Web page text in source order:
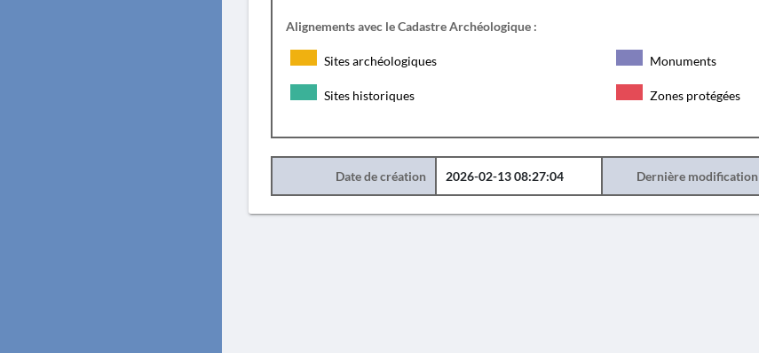
Alignements avec le Cadastre Archéologique :
Sites archéologiques Monuments
Sites historiques Zones protégées
Date de création 2026-02-13 08:27:04 Dernière modification